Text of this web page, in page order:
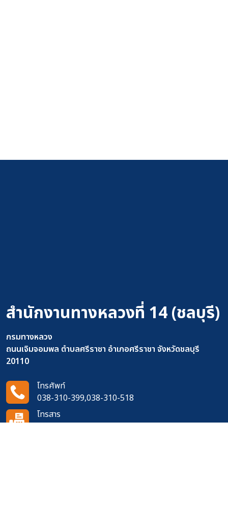
สำนักงานทางหลวงที่ 14 (ชลบุรี)
กรมทางหลวง
ถนนเจิมจอมพล ตำบลศรีราชา อำเภอศรีราชา จังหวัดชลบุรี
20110
โทรศัพท์
038-310-399,038-310-518
โทรสาร
038-311-273